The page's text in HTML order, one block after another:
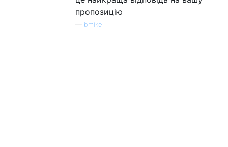
пропозицію
bmike